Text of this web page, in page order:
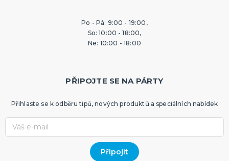
Po - Pá: 9:00 - 19:00,
So: 10:00 - 18:00,
Ne: 10:00 - 18:00
PŘIPOJTE SE NA PÁRTY
Přihlaste se k odběru tipů, nových produktů a speciálních nabídek